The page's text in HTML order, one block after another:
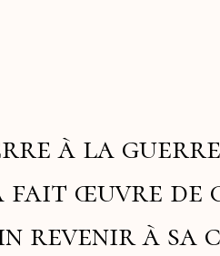
à la guerre
fait œuvre de
revenir à sa